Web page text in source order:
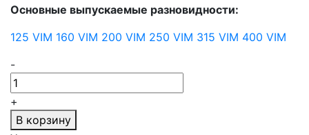
Основные выпускаемые разновидности:
125 VIM 160 VIM 200 VIM 250 VIM 315 VIM 400 VIM
-
+
В корзину